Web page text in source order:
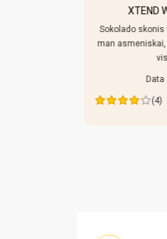
XTEND
Sokolado
man
Data
(4)